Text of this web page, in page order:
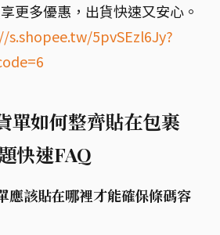
更多優惠，出貨快速又安心。
5pvSEzl6Jy?
單如何整齊貼在包裹
快速FAQ
應該貼在哪裡才能確保條碼容